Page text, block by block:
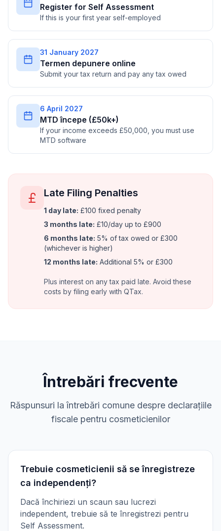
Register for Self Assessment
If this is your first year self-employed
31 January 2027
Termen depunere online
Submit your tax return and pay any tax owed
6 April 2027
MTD începe (£50k+)
If your income exceeds £50,000, you must use
MTD software
Late Filing Penalties
1 day late: £100 fixed penalty
3 months late: £10/day up to £900
6 months late: 5% of tax owed or £300
(whichever is higher)
12 months late: Additional 5% or £300
Plus interest on any tax paid late. Avoid these
costs by filing early with QTax.
Întrebări frecvente
Răspunsuri la întrebări comune despre declarațiile
fiscale pentru cosmeticienilor
Trebuie cosmeticienii să se înregistreze
ca independenți?
Dacă închiriezi un scaun sau lucrezi
independent, trebuie să te înregistrezi pentru
Self Assessment.